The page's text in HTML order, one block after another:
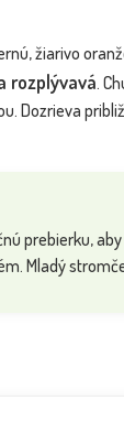
žiarivo
rozplývavá.
Dozrieva
prebierku,
Mladý